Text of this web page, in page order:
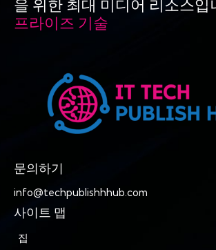
을 위한 최대 미디어 리소스입
프라이즈 기술
문의하기
info@techpublishhhub.com
사이트 맵
집